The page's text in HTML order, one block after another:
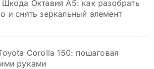
Шкода Октавия А5: как разобрать
и снять зеркальный элемент
Corolla 150: пошаговая
руками